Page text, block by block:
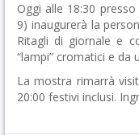
Oggi alle 18:30
9) inaugurerà la
Ritagli di giornale e
“lampi” cromatici e da
La mostra rimarrà
20:00 festivi inclusi.